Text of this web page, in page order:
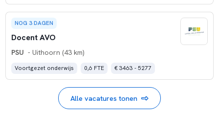
NOG 3 DAGEN
Docent AVO
PSU - Uithoorn (43 km)
Voortgezet onderwijs 0,6 FTE € 3463 - 5277
Alle vacatures tonen